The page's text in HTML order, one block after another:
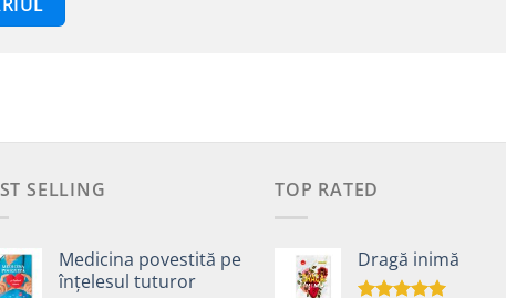
SELLING
Medicina povestită pe
înțelesul tuturor
TOP RATED
Dragă inimă